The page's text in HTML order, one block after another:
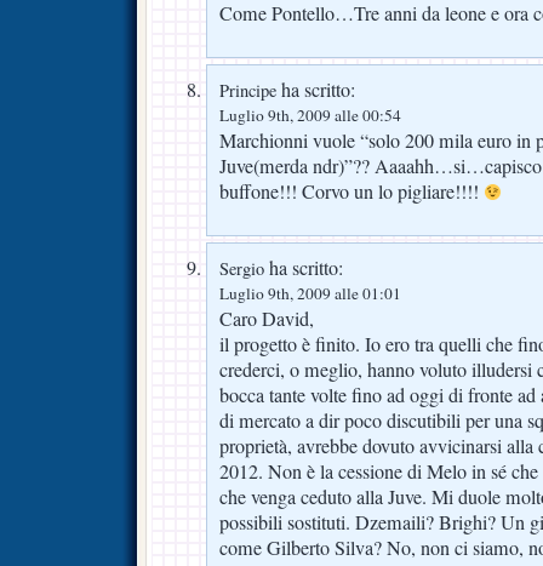
Come Pontello…Tre anni da leone e ora
Principe ha scritto:
Luglio 9th, 2009 alle 00:54
Marchionni vuole “solo 200 mila euro in
Juve(merda ndr)”??
buffone!!! Corvo un lo pigliare!!!!
Sergio ha scritto:
Luglio 9th, 2009 alle 01:01
Caro David,
il progetto è finito. Io ero tra quelli che
crederci, o meglio, hanno voluto illudersi
bocca tante volte fino ad oggi di fronte ad
di mercato a dir poco discutibili per una
proprietà, avrebbe dovuto avvicinarsi
2012. Non è la cessione di Melo in sé
che venga ceduto alla Juve. Mi duole
possibili sostituti. Dzemaili? Brighi? Un
come Gilberto Silva? No, non ci siamo,